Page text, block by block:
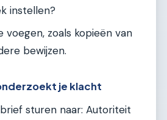
instellen?
voegen, zoals kopieën van
bewijzen.
je klacht
sturen naar: Autoriteit